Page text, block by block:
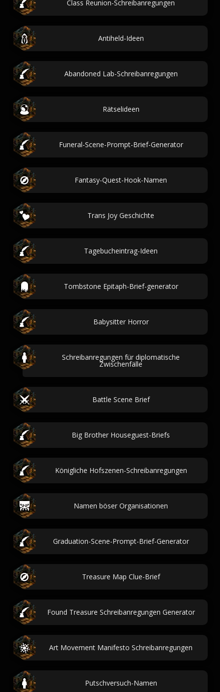
Class Reunion-Schreibanregungen
Antiheld-Ideen
Abandoned Lab-Schreibanregungen
Rätselideen
Funeral-Scene-Prompt-Brief-Generator
Fantasy-Quest-Hook-Namen
Trans Joy Geschichte
Tagebucheintrag-Ideen
Tombstone Epitaph-Brief-generator
Babysitter Horror
Schreibanregungen für diplomatische
Zwischenfälle
Battle Scene Brief
Big Brother Houseguest-Briefs
Königliche Hofszenen-Schreibanregungen
Namen böser Organisationen
Graduation-Scene-Prompt-Brief-Generator
Treasure Map Clue-Brief
Found Treasure Schreibanregungen Generator
Art Movement Manifesto Schreibanregungen
Putschversuch-Namen